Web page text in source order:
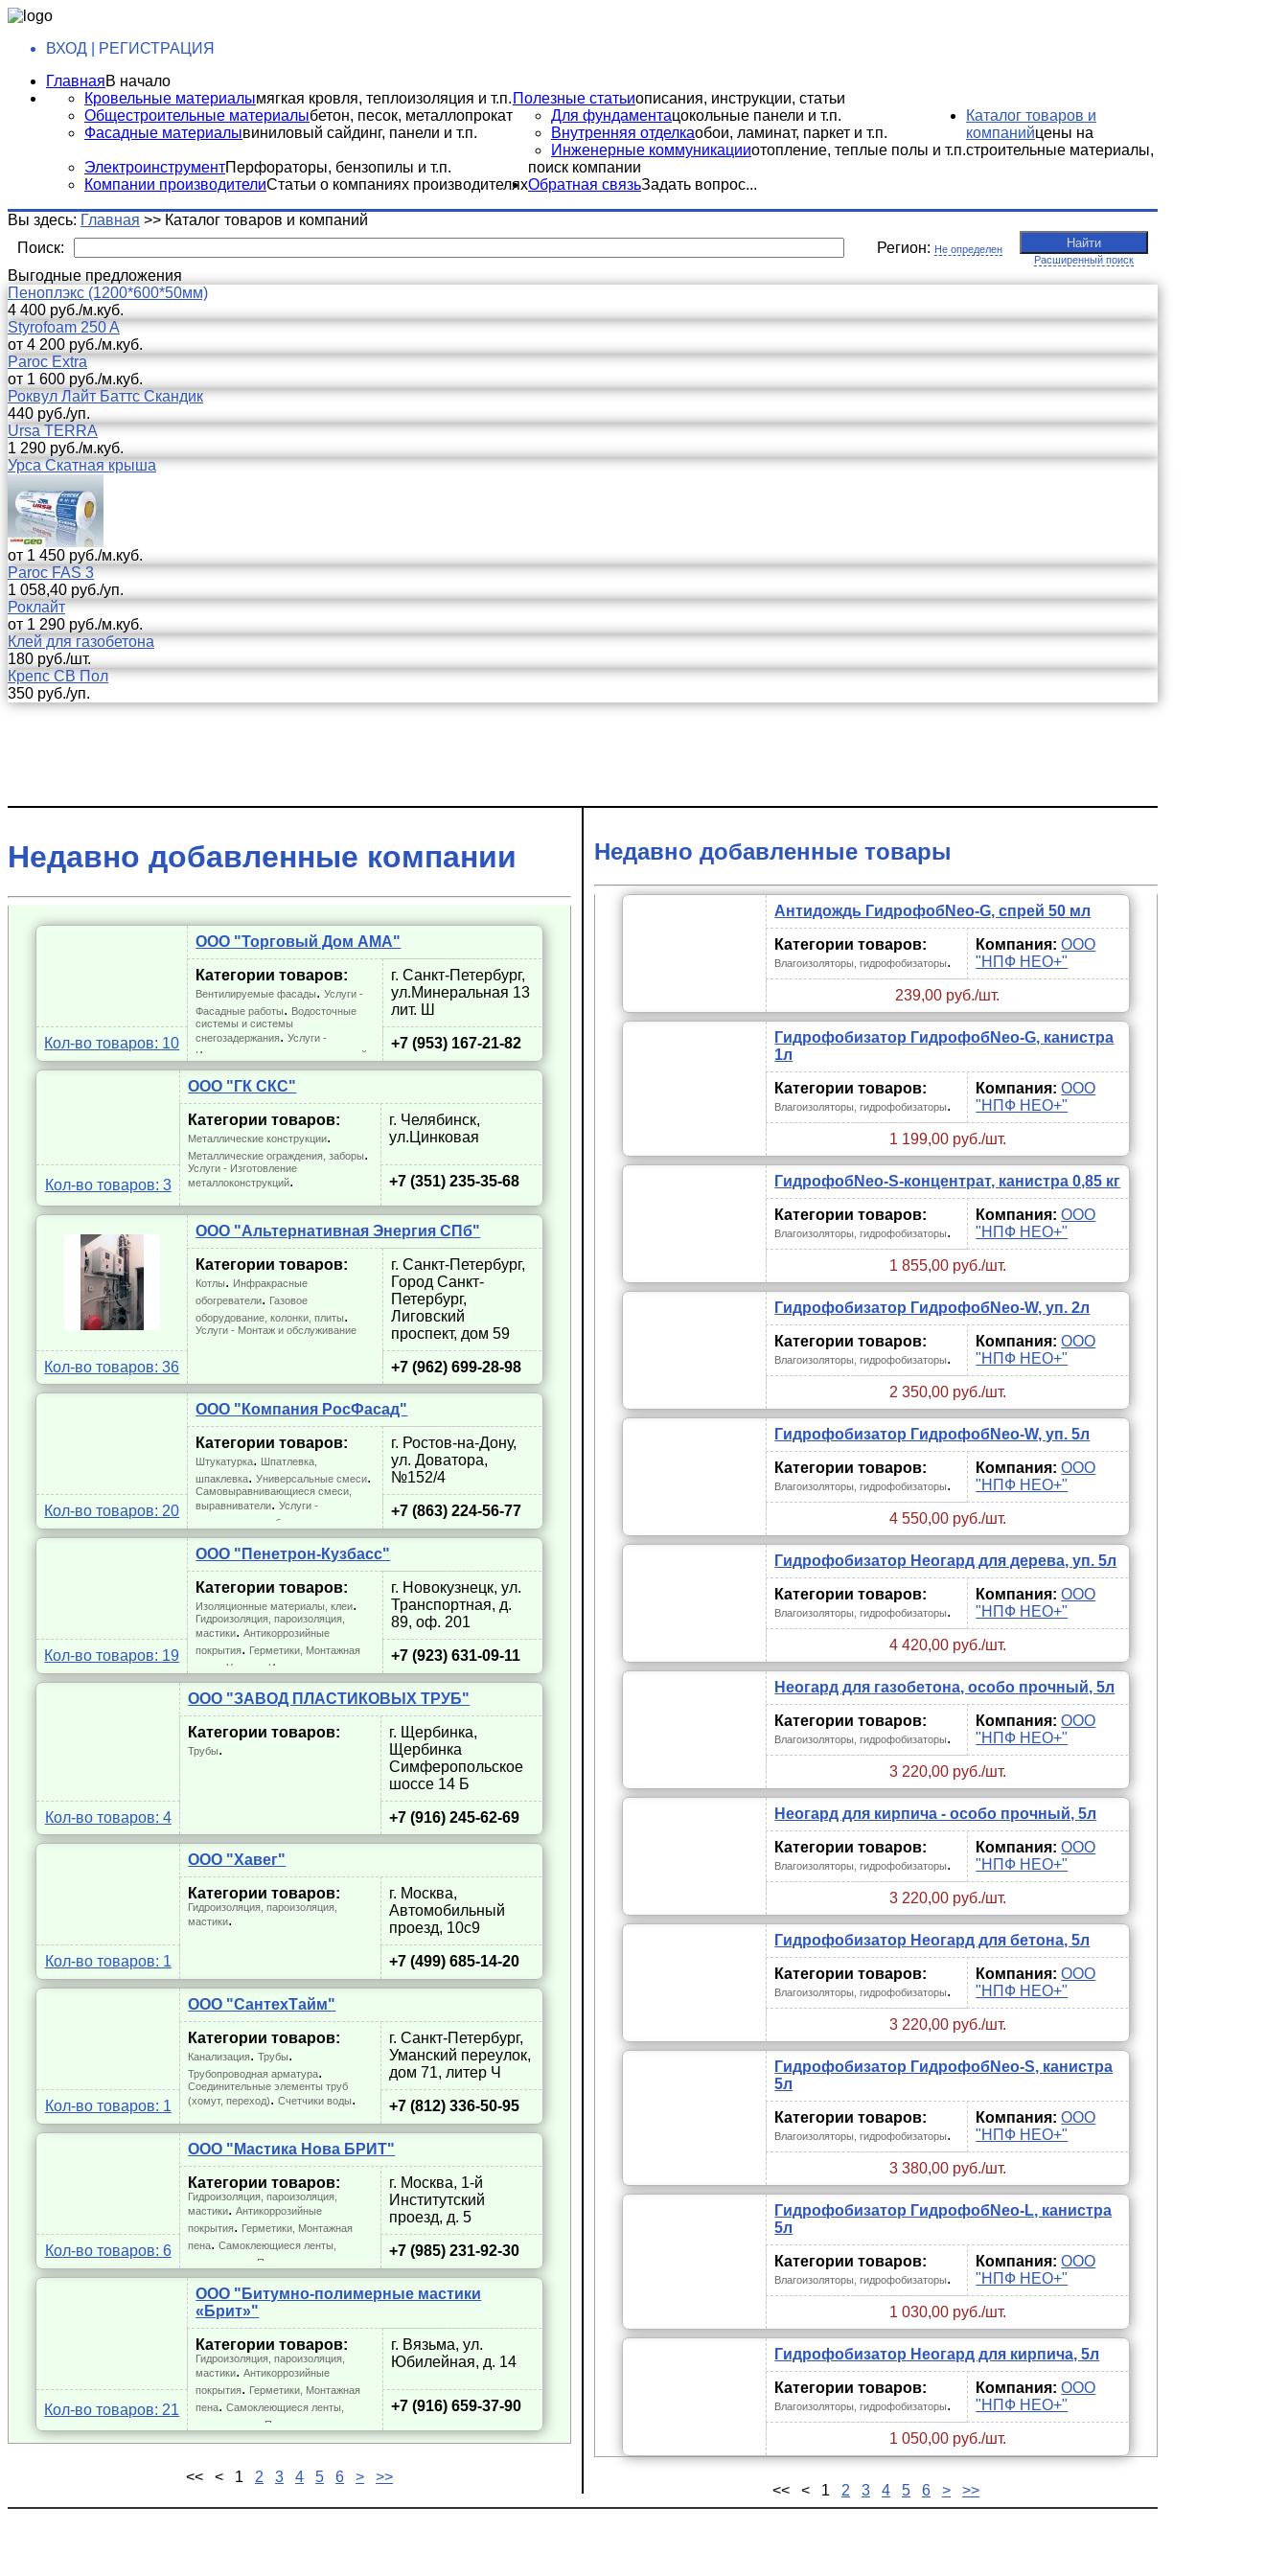
ВХОД | РЕГИСТРАЦИЯ
ГлавнаяВ начало
Полезные статьиописания, инструкции, статьи
Кровельные материалымягкая кровля, теплоизоляция и т.п.
Общестроительные материалыбетон, песок, металлопрокат
Фасадные материалывиниловый сайдинг, панели и т.п.
Для фундаментацокольные панели и т.п.
Внутренняя отделкаобои, ламинат, паркет и т.п.
Инженерные коммуникацииотопление, теплые полы и т.п.
ЭлектроинструментПерфораторы, бензопилы и т.п.
Компании производителиСтатьи о компаниях производителях
Каталог товаров и
компанийцены на
строительные материалы,
поиск компании
Обратная связьЗадать вопрос...
Вы здесь: Главная >> Каталог товаров и компаний
Поиск:
Регион: Не определен Найти
Расширенный поиск
Выгодные предложения
Пеноплэкс (1200*600*50мм)
4 400 руб./м.куб.
Styrofoam 250 A
от 4 200 руб./м.куб.
Paroc Extra
от 1 600 руб./м.куб.
Роквул Лайт Баттс Скандик
440 руб./уп.
Ursa TERRA
1 290 руб./м.куб.
Урса Скатная крыша
от 1 450 руб./м.куб.
Paroc FAS 3
1 058,40 руб./уп.
Роклайт
от 1 290 руб./м.куб.
Клей для газобетона
180 руб./шт.
Крепс СВ Пол
350 руб./уп.
Недавно добавленные товары
Антидождь ГидрофобNeo-G, спрей 50 мл
Категории товаров:
Влагоизоляторы, гидрофобизаторы.
Компания: ООО
"НПФ НЕО+"
239,00 руб./шт.
Гидрофобизатор ГидрофобNeo-G, канистра
1л
Категории товаров:
Влагоизоляторы, гидрофобизаторы.
Компания: ООО
"НПФ НЕО+"
1 199,00 руб./шт.
ГидрофобNeo-S-концентрат, канистра 0,85 кг
Категории товаров:
Влагоизоляторы, гидрофобизаторы.
Компания: ООО
"НПФ НЕО+"
1 855,00 руб./шт.
Гидрофобизатор ГидрофобNeo-W, уп. 2л
Категории товаров:
Влагоизоляторы, гидрофобизаторы.
Компания: ООО
"НПФ НЕО+"
2 350,00 руб./шт.
Гидрофобизатор ГидрофобNeo-W, уп. 5л
Категории товаров:
Влагоизоляторы, гидрофобизаторы.
Компания: ООО
"НПФ НЕО+"
4 550,00 руб./шт.
Гидрофобизатор Неогард для дерева, уп. 5л
Категории товаров:
Влагоизоляторы, гидрофобизаторы.
Компания: ООО
"НПФ НЕО+"
4 420,00 руб./шт.
Неогард для газобетона, особо прочный, 5л
Категории товаров:
Влагоизоляторы, гидрофобизаторы.
Компания: ООО
"НПФ НЕО+"
3 220,00 руб./шт.
Неогард для кирпича - особо прочный, 5л
Категории товаров:
Влагоизоляторы, гидрофобизаторы.
Компания: ООО
"НПФ НЕО+"
3 220,00 руб./шт.
Гидрофобизатор Неогард для бетона, 5л
Категории товаров:
Влагоизоляторы, гидрофобизаторы.
Компания: ООО
"НПФ НЕО+"
3 220,00 руб./шт.
Гидрофобизатор ГидрофобNeo-S, канистра
5л
Категории товаров:
Влагоизоляторы, гидрофобизаторы.
Компания: ООО
"НПФ НЕО+"
3 380,00 руб./шт.
Гидрофобизатор ГидрофобNeo-L, канистра
5л
Категории товаров:
Влагоизоляторы, гидрофобизаторы.
Компания: ООО
"НПФ НЕО+"
1 030,00 руб./шт.
Гидрофобизатор Неогард для кирпича, 5л
Категории товаров:
Влагоизоляторы, гидрофобизаторы.
Компания: ООО
"НПФ НЕО+"
1 050,00 руб./шт.
<< < 1 2 3 4 5 6 > >>
Недавно добавленные компании
ООО "Торговый Дом АМА"
Категории товаров:
Вентилируемые фасады. Услуги -
Фасадные работы. Водосточные
системы и системы
снегозадержания. Услуги -
Изготовление металлоконструкций
Услуги - Сварочные работы.
г. Санкт-Петербург,
ул.Минеральная 13
лит. Ш
Кол-во товаров: 10 +7 (953) 167-21-82
ООО "ГК СКС"
Категории товаров:
Металлические конструкции
Металлические ограждения, заборы
Услуги - Изготовление
металлоконструкций.
г. Челябинск,
ул.Цинковая
Кол-во товаров: 3 +7 (351) 235-35-68
ООО "Альтернативная Энергия СПб"
Категории товаров:
Котлы. Инфракрасные
обогреватели. Газовое
оборудование, колонки, плиты
Услуги - Монтаж и обслуживание
г. Санкт-Петербург,
Город Санкт-
Петербург,
Лиговский
проспект, дом 59
Кол-во товаров: 36 +7 (962) 699-28-98
ООО "Компания РосФасад"
Категории товаров:
Штукатурка. Шпатлевка,
шпаклевка. Универсальные смеси
Cамовыравнивающиеся смеси,
выравниватели. Услуги -
штукатурные работы
г. Ростов-на-Дону,
ул. Доватора,
№152/4
Кол-во товаров: 20 +7 (863) 224-56-77
ООО "Пенетрон-Кузбасс"
Категории товаров:
Изоляционные материалы, клеи
Гидроизоляция, пароизоляция,
мастики. Антикоррозийные
покрытия. Герметики, Монтажная
. Услуги - Изоляционные
работы.
г. Новокузнецк, ул.
Транспортная, д.
89, оф. 201
Кол-во товаров: 19 +7 (923) 631-09-11
ООО "ЗАВОД ПЛАСТИКОВЫХ ТРУБ"
Категории товаров:
Трубы.
г. Щербинка,
Щербинка
Симферопольское
шоссе 14 Б
Кол-во товаров: 4 +7 (916) 245-62-69
ООО "Хавег"
Категории товаров:
Гидроизоляция, пароизоляция,
мастики.
г. Москва,
Автомобильный
проезд, 10с9
Кол-во товаров: 1 +7 (499) 685-14-20
ООО "СантехТайм"
Категории товаров:
Канализация. Трубы
Трубопроводная арматура
Соединительные элементы труб
(хомут, переход). Счетчики воды.
г. Санкт-Петербург,
Уманский переулок,
дом 71, литер Ч
Кол-во товаров: 1 +7 (812) 336-50-95
ООО "Мастика Нова БРИТ"
Категории товаров:
Гидроизоляция, пароизоляция,
мастики. Антикоррозийные
покрытия. Герметики, Монтажная
пена. Самоклеющиеся ленты,
Прочее
г. Москва, 1-й
Институтский
проезд, д. 5
Кол-во товаров: 6 +7 (985) 231-92-30
ООО "Битумно-полимерные мастики
«Брит»"
Категории товаров:
Гидроизоляция, пароизоляция,
мастики. Антикоррозийные
покрытия. Герметики, Монтажная
пена. Самоклеющиеся ленты,
Прочее
г. Вязьма, ул.
Юбилейная, д. 14
Кол-во товаров: 21 +7 (916) 659-37-90
<< < 1 2 3 4 5 6 > >>